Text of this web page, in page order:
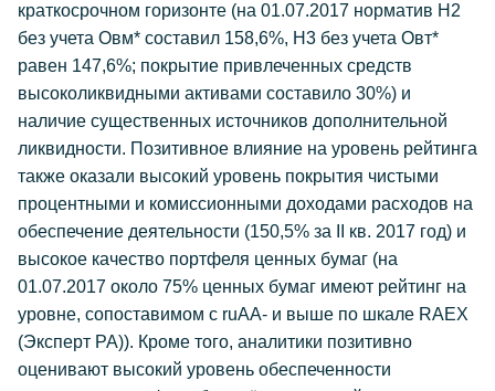
краткосрочном горизонте (на 01.07.2017 норматив Н2
без учета Овм* составил 158,6%, Н3 без учета Овт*
равен 147,6%; покрытие привлеченных средств
высоколиквидными активами составило 30%) и
наличие существенных источников дополнительной
ликвидности. Позитивное влияние на уровень рейтинга
также оказали высокий уровень покрытия чистыми
процентными и комиссионными доходами расходов на
обеспечение деятельности (150,5% за II кв. 2017 год) и
высокое качество портфеля ценных бумаг (на
01.07.2017 около 75% ценных бумаг имеют рейтинг на
уровне, сопоставимом с ruAA- и выше по шкале RAEX
(Эксперт РА)). Кроме того, аналитики позитивно
оценивают высокий уровень обеспеченности